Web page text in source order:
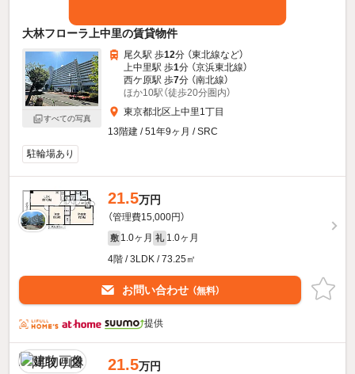
大林フローラ上中里の賃貸物件
すべての写真
尾久駅 歩12分 （東北線など）
上中里駅 歩1分 （京浜東北線）
西ケ原駅 歩7分 （南北線）
ほか10駅（徒歩20分圏内）
東京都北区上中里1丁目
13階建 / 51年9ヶ月 / SRC
駐輪場あり
21.5万円
（管理費15,000円）
敷 1.0ヶ月 礼 1.0ヶ月
4階 / 3LDK / 73.25㎡
お問い合わせ （無料）
提供
21.5万円